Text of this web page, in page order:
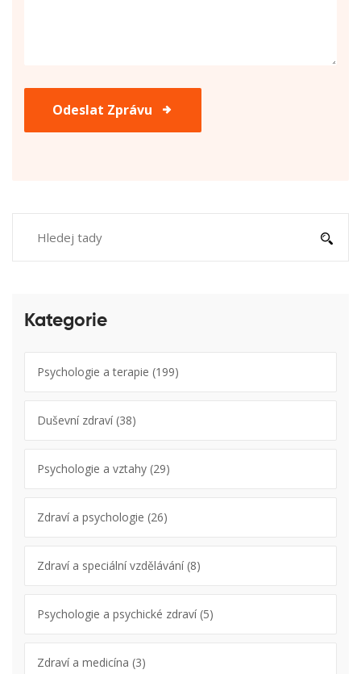
Odeslat Zprávu
Kategorie
Psychologie a terapie (199)
Duševní zdraví(38)
Psychologie a vztahy (29)
Zdraví a psychologie (26)
Zdraví a speciální vzdělávání(8)
Psychologie a psychické zdraví(5)
Zdraví a medicína (3)